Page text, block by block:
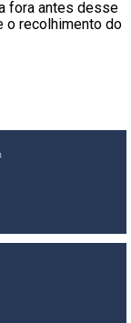
fora antes desse
o recolhimento do